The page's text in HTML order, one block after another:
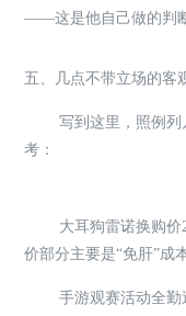
——这是他自己做的判
五、几点不带立场的客
写到这里，照例
考：
大耳狗雷诺换购价
价部分主要是“免肝”成
手游观赛活动全勤